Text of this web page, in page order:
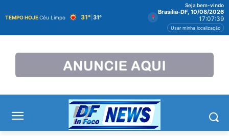
TEMPO HOJECéu Limpo 31° 31°
Seja bem-vindo
Brasília-DF, 10/08/2026
17:07:40
Usar minha localização